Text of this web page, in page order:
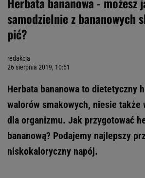
samodzielnie z bananowych
pić?
redakcja
26 sierpnia 2019, 10:51
Herbata bananowa to dietetyczny
walorów smakowych, niesie także
dla organizmu. Jak przygotować
bananową? Podajemy najlepszy
niskokaloryczny napój.